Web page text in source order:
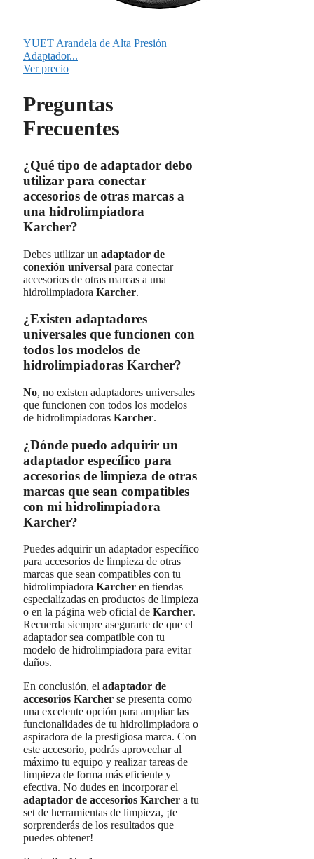
YUET Arandela de Alta Presión
Adaptador...
Ver precio
Preguntas
Frecuentes
¿Qué tipo de adaptador debo
utilizar para conectar
accesorios de otras marcas a
una hidrolimpiadora
Karcher?
Debes utilizar un adaptador de
conexión universal para conectar
accesorios de otras marcas a una
hidrolimpiadora Karcher.
¿Existen adaptadores
universales que funcionen con
todos los modelos de
hidrolimpiadoras Karcher?
No, no existen adaptadores universales
que funcionen con todos los modelos
de hidrolimpiadoras Karcher.
¿Dónde puedo adquirir un
adaptador específico para
accesorios de limpieza de otras
marcas que sean compatibles
con mi hidrolimpiadora
Karcher?
Puedes adquirir un adaptador específico
para accesorios de limpieza de otras
marcas que sean compatibles con tu
hidrolimpiadora Karcher en tiendas
especializadas en productos de limpieza
o en la página web oficial de Karcher.
Recuerda siempre asegurarte de que el
adaptador sea compatible con tu
modelo de hidrolimpiadora para evitar
daños.
En conclusión, el adaptador de
accesorios Karcher se presenta como
una excelente opción para ampliar las
funcionalidades de tu hidrolimpiadora o
aspiradora de la prestigiosa marca. Con
este accesorio, podrás aprovechar al
máximo tu equipo y realizar tareas de
limpieza de forma más eficiente y
efectiva. No dudes en incorporar el
adaptador de accesorios Karcher a tu
set de herramientas de limpieza, ¡te
sorprenderás de los resultados que
puedes obtener!